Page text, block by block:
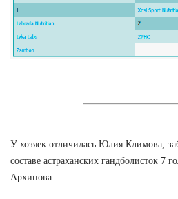
У хозяек отличилась Юлия Климова,
составе астраханских гандболисток 7
Архипова.